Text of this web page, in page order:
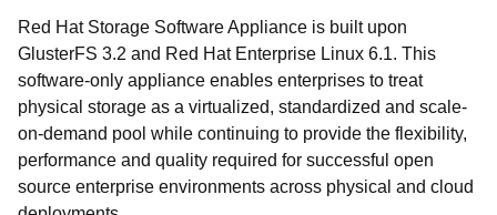
Red Hat Storage Software Appliance is built upon
GlusterFS 3.2 and Red Hat Enterprise Linux 6.1. This
software-only appliance enables enterprises to treat
physical storage as a virtualized, standardized and scale-
on-demand pool while continuing to provide the flexibility,
performance and quality required for successful open
source enterprise environments across physical and cloud